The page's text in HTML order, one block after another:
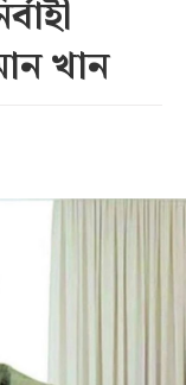
খান